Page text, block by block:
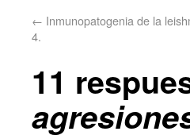
← Inmunopatogenia de la
4.
11